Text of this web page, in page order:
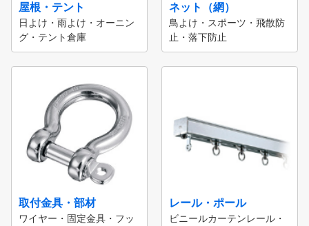
屋根・テント
日よけ・雨よけ・オーニン
グ・テント倉庫
ネット（網）
鳥よけ・スポーツ・飛散防
止・落下防止
取付金具・部材
ワイヤー・固定金具・フッ
レール・ポール
ビニールカーテンレール・